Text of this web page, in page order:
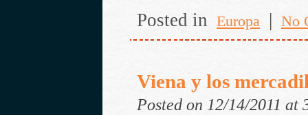
Posted in Europa | No
Viena y los
Posted on 12/14/2011 at